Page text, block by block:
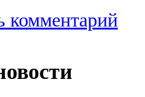
комментарий